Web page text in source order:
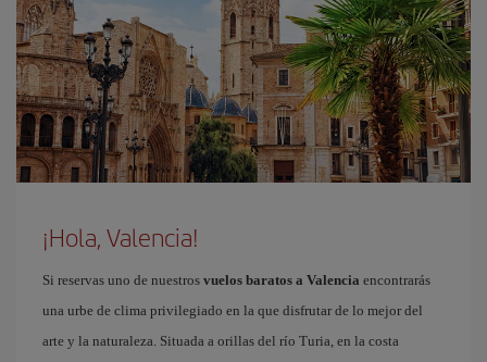
¡Hola, Valencia!
Si reservas uno de nuestros vuelos baratos a Valencia encontrarás
una urbe de clima privilegiado en la que disfrutar de lo mejor del
arte y la naturaleza. Situada a orillas del río Turia, en la costa